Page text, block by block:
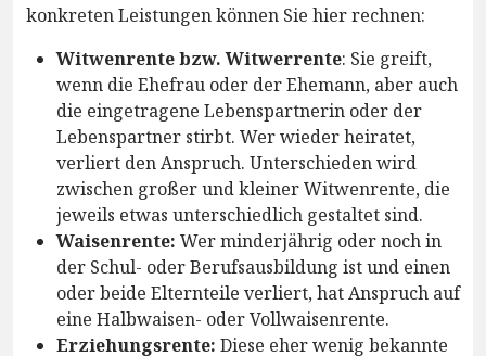
konkreten Leistungen können Sie hier rechnen:
Witwenrente bzw. Witwerrente: Sie greift,
wenn die Ehefrau oder der Ehemann, aber auch
die eingetragene Lebenspartnerin oder der
Lebenspartner stirbt. Wer wieder heiratet,
verliert den Anspruch. Unterschieden wird
zwischen großer und kleiner Witwenrente, die
jeweils etwas unterschiedlich gestaltet sind.
Waisenrente: Wer minderjährig oder noch in
der Schul- oder Berufsausbildung ist und einen
oder beide Elternteile verliert, hat Anspruch auf
eine Halbwaisen- oder Vollwaisenrente.
Erziehungsrente: Diese eher wenig bekannte